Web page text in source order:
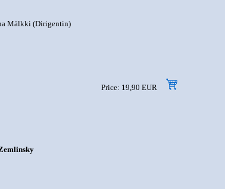
Mälkki (Dirigentin)
Price: 19,90 EUR